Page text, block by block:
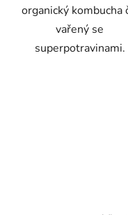
organický kombucha
vařený se
superpotravinami.